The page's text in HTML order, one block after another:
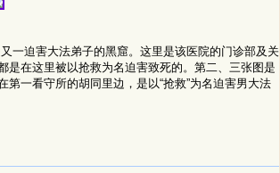
一迫害大法弟子的黑窟。这里是该医院的门诊部及关
是在这里被以抢救为名迫害致死的。第二、三张图是
一看守所的胡同里边，是以“抢救”为名迫害男大法